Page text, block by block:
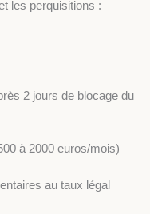
les perquisitions :
2 jours de blocage du
à 2000 euros/mois)
au taux légal